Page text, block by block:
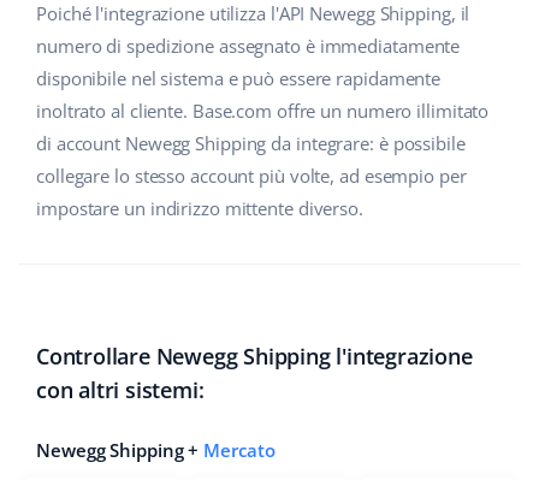
Poiché l'integrazione utilizza l'API Newegg Shipping, il
numero di spedizione assegnato è immediatamente
disponibile nel sistema e può essere rapidamente
inoltrato al cliente. Base.com offre un numero illimitato
di account Newegg Shipping da integrare: è possibile
collegare lo stesso account più volte, ad esempio per
impostare un indirizzo mittente diverso.
Controllare Newegg Shipping l'integrazione
con altri sistemi:
Newegg Shipping + Mercato